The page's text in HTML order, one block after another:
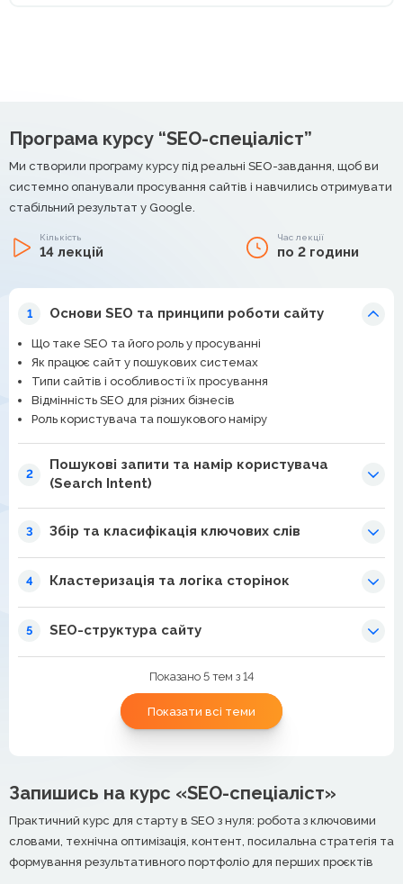
Програма курсу “SEO-спеціаліст”
Ми створили програму курсу під реальні SEO-завдання, щоб ви
системно опанували просування сайтів і навчились отримувати
стабільний результат у Google.
Кількість
14 лекцій
Час лекції
по 2 години
1 Основи SEO та принципи роботи сайту
Що таке SEO та його роль у просуванні
Як працює сайт у пошукових системах
Типи сайтів і особливості їх просування
Відмінність SEO для різних бізнесів
Роль користувача та пошукового наміру
2
Пошукові запити та намір користувача
(Search Intent)
3 Збір та класифікація ключових слів
4 Кластеризація та логіка сторінок
5 SEO-структура сайту
Показано 5 тем з 14
Показати всі теми
Запишись на курс «SEO-спеціаліст»
Практичний курс для старту в SEO з нуля: робота з ключовими
словами, технічна оптимізація, контент, посилальна стратегія та
формування результативного портфоліо для перших проєктів